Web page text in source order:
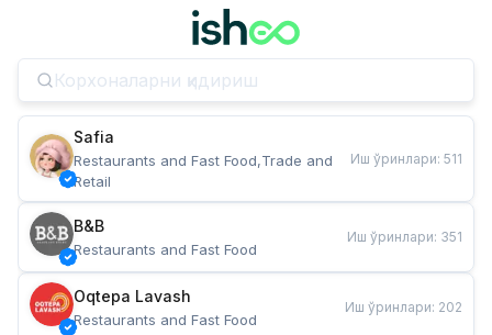
Safia
Restaurants and Fast Food,Trade and
Retail
Иш ўринлари: 511
B&B
Restaurants and Fast Food
Иш ўринлари: 351
Oqtepa Lavash
Restaurants and Fast Food
Иш ўринлари: 202